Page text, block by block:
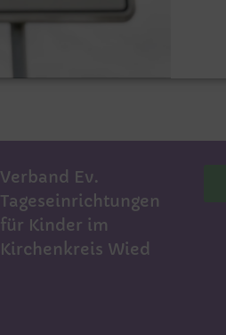
Verband Ev.
Tageseinrichtungen
für Kinder im
Kirchenkreis Wied